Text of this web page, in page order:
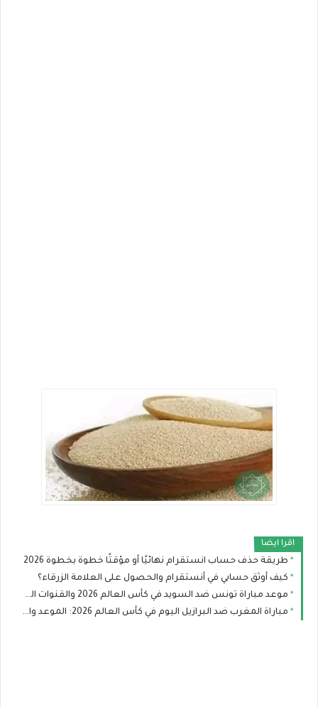
اقرا ايضا
طريقة حذف حساب انستقرام نهائيًا أو مؤقتًا خطوة بخطوة 2026
كيف أوثق حسابي في أنستقرام والحصول على العلامة الزرقاء؟
موعد مباراة تونس ضد السويد في كأس العالم 2026 والقنوات الناقلة والتشكيل
مباراة المغرب ضد البرازيل اليوم في كأس العالم 2026: الموعد والقنوات الناقلة والتشكيل